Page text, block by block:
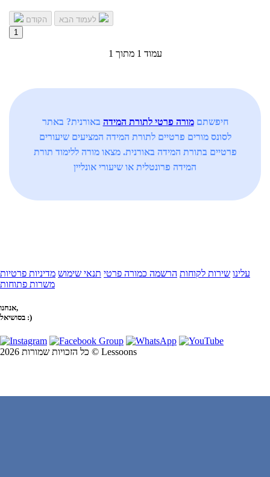
הקודם
1
עמוד 1 מתוך 1
חיפשתםמורה פרטי לתורת המידה באורנית? באתר
לסונס מורים פרטיים לתורת המידה המציעים שיעורים
פרטיים בתורת המידה באורנית. מצאו מורה ללימוד תורת
המידה פרונטלית או שיעורי אונליין
עלינו שירות לקוחות הרשמה כמורה פרטי תנאי שימוש מדיניות פרטיות
משרות פתוחות
אנחנו,
בסושיאל :)
כל הזכויות שמורות 2026 © Lessoons